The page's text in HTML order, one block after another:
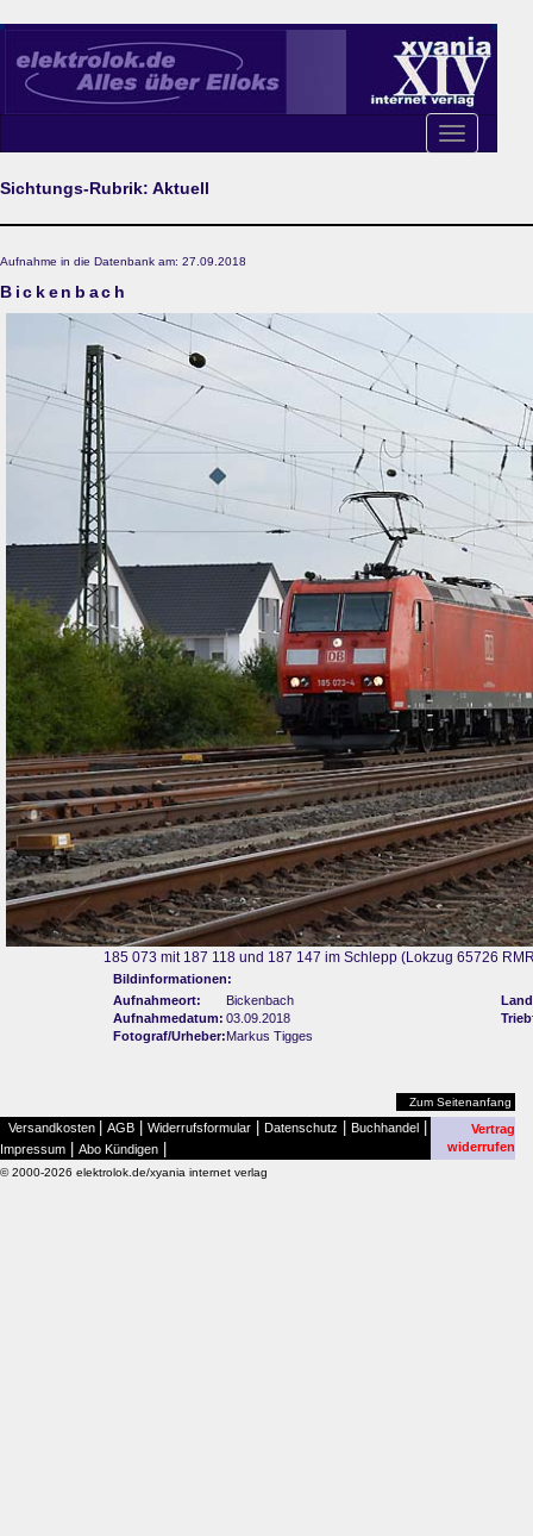
Toggle
navigation
Sichtungs-Rubrik: Aktuell
Aufnahme in die Datenbank am: 27.09.2018
Bickenbach
185 073 mit 187 118 und 187 147 im Schlepp (Lokzug 65726
Bildinformationen:
Aufnahmeort:
Bickenbach
Aufnahmedatum: 03.09.2018
Fotograf/Urheber:Markus Tigges
Zum Seitenanfang
Versandkosten AGB Widerrufsformular Datenschutz Buchhandel
Impressum Abo Kündigen
Vertrag
widerrufen
© 2000-2026 elektrolok.de/xyania internet verlag